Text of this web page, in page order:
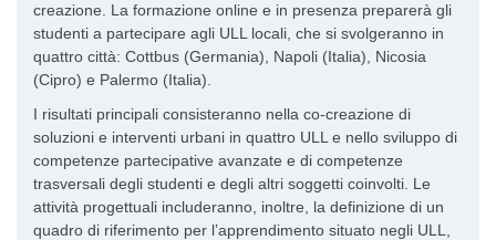
creazione. La formazione online e in presenza preparerà gli
studenti a partecipare agli ULL locali, che si svolgeranno in
quattro città: Cottbus (Germania), Napoli (Italia), Nicosia
(Cipro) e Palermo (Italia).
I risultati principali consisteranno nella co-creazione di
soluzioni e interventi urbani in quattro ULL e nello sviluppo di
competenze partecipative avanzate e di competenze
trasversali degli studenti e degli altri soggetti coinvolti. Le
attività progettuali includeranno, inoltre, la definizione di un
quadro di riferimento per l’apprendimento situato negli ULL,